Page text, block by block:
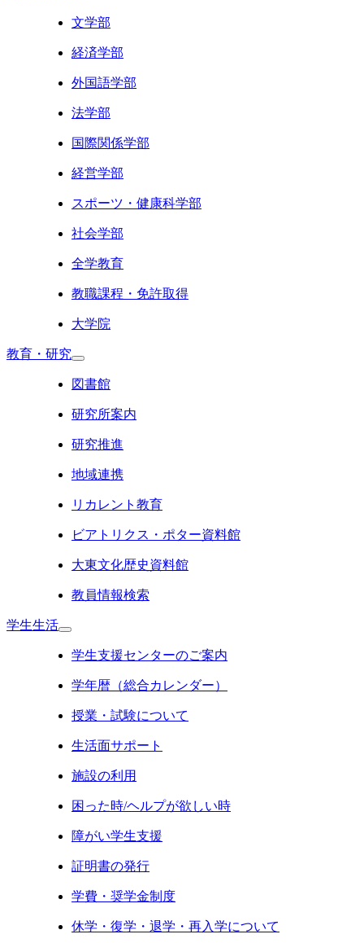
文学部
経済学部
外国語学部
法学部
国際関係学部
経営学部
スポーツ・健康科学部
社会学部
全学教育
教職課程・免許取得
大学院
教育・研究
図書館
研究所案内
研究推進
地域連携
リカレント教育
ビアトリクス・ポター資料館
大東文化歴史資料館
教員情報検索
学生生活
学生支援センターのご案内
学年暦（総合カレンダー）
授業・試験について
生活面サポート
施設の利用
困った時/ヘルプが欲しい時
障がい学生支援
証明書の発行
学費・奨学金制度
休学・復学・退学・再入学について